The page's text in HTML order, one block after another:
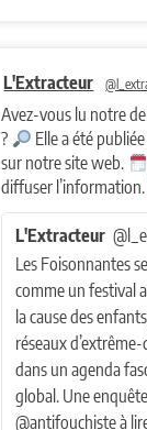
L'Extracteur
Avez-vous lu notre
?
Elle a été
sur notre site web.
diffuser l’information.
L'Extracteur
Les Foisonnantes
comme un festival
la cause des
réseaux
dans un agenda
global. Une
@antifouchiste à